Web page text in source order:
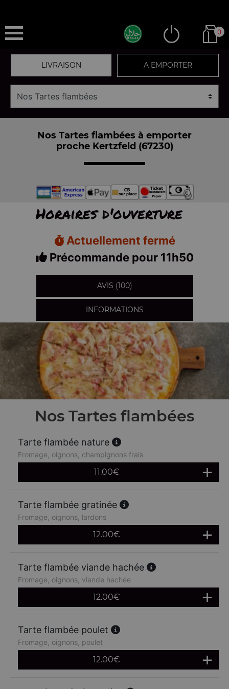
0
LIVRAISON A EMPORTER
Nos Tartes flambées à emporter
proche Kertzfeld (67230)
Horaires d'ouverture
Actuellement fermé
Précommande pour 11h50
AVIS (100)
INFORMATIONS
Nos Tartes flambées
Tarte flambée nature
Fromage, oignons, champignons frais
11.00€
Tarte flambée gratinée
Fromage, oignons, lardons
12.00€
Tarte flambée viande hachée
Fromage, oignons, viande hachée
12.00€
Tarte flambée poulet
Fromage, oignons, poulet
12.00€